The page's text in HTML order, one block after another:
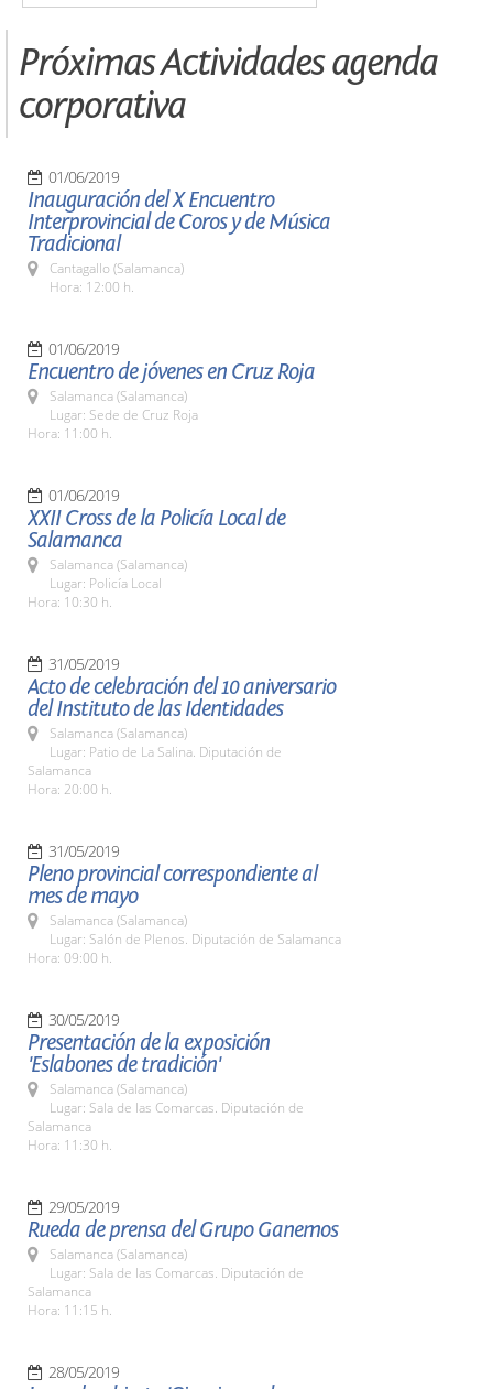
Próximas Actividades agenda
corporativa
01/06/2019
Inauguración del X Encuentro
Interprovincial de Coros y de Música
Tradicional
Cantagallo (Salamanca)
Hora: 12:00 h.
01/06/2019
Encuentro de jóvenes en Cruz Roja
Salamanca (Salamanca)
Lugar: Sede de Cruz Roja
Hora: 11:00 h.
01/06/2019
XXII Cross de la Policía Local de
Salamanca
Salamanca (Salamanca)
Lugar: Policía Local
Hora: 10:30 h.
31/05/2019
Acto de celebración del 10 aniversario
del Instituto de las Identidades
Salamanca (Salamanca)
Lugar: Patio de La Salina. Diputación de
Salamanca
Hora: 20:00 h.
31/05/2019
Pleno provincial correspondiente al
mes de mayo
Salamanca (Salamanca)
Lugar: Salón de Plenos. Diputación de Salamanca
Hora: 09:00 h.
30/05/2019
Presentación de la exposición
'Eslabones de tradición'
Salamanca (Salamanca)
Lugar: Sala de las Comarcas. Diputación de
Salamanca
Hora: 11:30 h.
29/05/2019
Rueda de prensa del Grupo Ganemos
Salamanca (Salamanca)
Lugar: Sala de las Comarcas. Diputación de
Salamanca
Hora: 11:15 h.
28/05/2019